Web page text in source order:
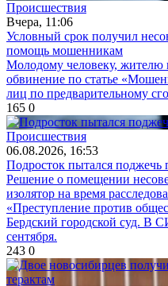
Происшествия
Вчера, 11:06
Условный срок получил
помощь мошенникам
Молодому человеку, жителю
обвинение по статье
лиц по предварительному
165 0
Происшествия
06.08.2026, 16:53
Подросток пытался
Решение о помещении
изолятор на время
«Преступление против
Бердский городской суд. В
сентября.
243 0